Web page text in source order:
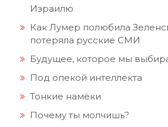
Израилю
Как Лумер полюбила
потеряла русские СМИ
Будущее, которое мы
Под опекой интеллекта
Тонкие намёки
Почему ты молчишь?